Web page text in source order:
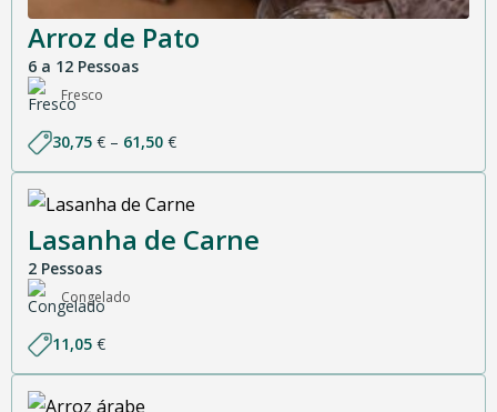
Arroz de Pato
6 a 12 Pessoas
Fresco
30,75 € – 61,50 €Price
through
Lasanha de Carne
2 Pessoas
Congelado
11,05 €